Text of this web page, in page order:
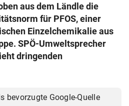
aus dem Ländle die
für PFOS, einer
Einzelchemikalie aus
SPÖ-Umweltsprecher
dringenden
bevorzugte Google-Quelle